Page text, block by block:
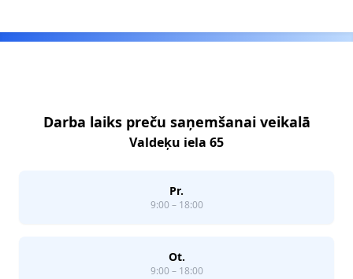
Darba laiks preču saņemšanai veikalā
Valdeķu iela 65
Pr.
9:00 – 18:00
Ot.
9:00 – 18:00